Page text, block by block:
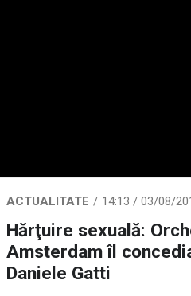
ACTUALITATE 14:13 / 03/08/
Hărţuire sexuală:
Amsterdam îl
Daniele Gatti